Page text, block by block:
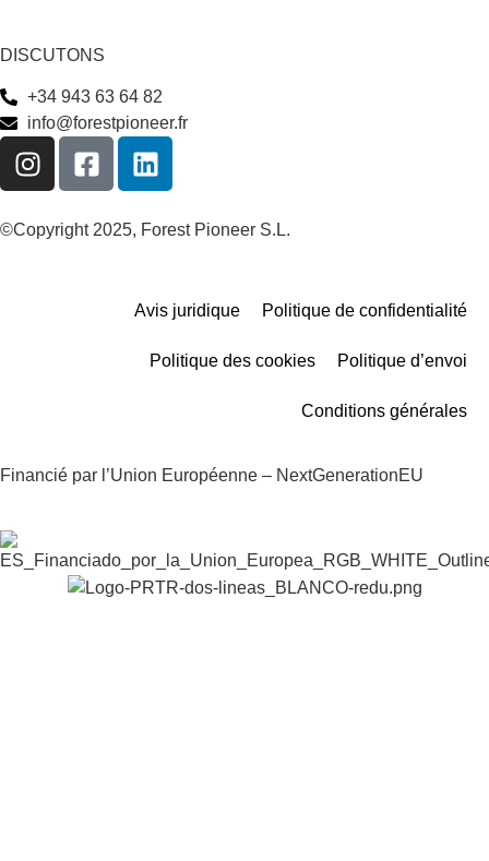
DISCUTONS
+34 943 63 64 82
info@forestpioneer.fr
©Copyright 2025, Forest Pioneer S.L.
Avis juridique Politique de confidentialité
Politique des cookies Politique d’envoi
Conditions générales
Financié par l’Union Européenne – NextGenerationEU